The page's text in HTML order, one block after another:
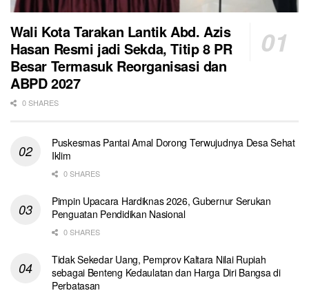
Wali Kota Tarakan Lantik Abd. Azis
Hasan Resmi jadi Sekda, Titip 8 PR
Besar Termasuk Reorganisasi dan
ABPD 2027
0 SHARES
Puskesmas Pantai Amal Dorong Terwujudnya Desa Sehat
Iklim
0 SHARES
Pimpin Upacara Hardiknas 2026, Gubernur Serukan
Penguatan Pendidikan Nasional
0 SHARES
Tidak Sekedar Uang, Pemprov Kaltara Nilai Rupiah
sebagai Benteng Kedaulatan dan Harga Diri Bangsa di
Perbatasan